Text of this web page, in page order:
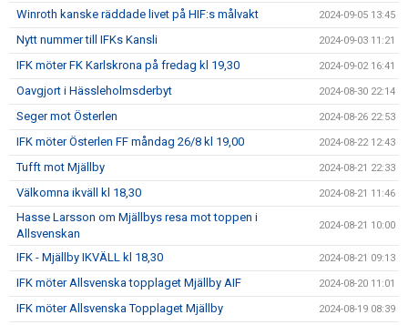
Winroth kanske räddade livet på HIF:s målvakt 2024-09-05 13:45
Nytt nummer till IFKs Kansli 2024-09-03 11:21
IFK möter FK Karlskrona på fredag kl 19,30 2024-09-02 16:41
Oavgjort i Hässleholmsderbyt 2024-08-30 22:14
Seger mot Österlen 2024-08-26 22:53
IFK möter Österlen FF måndag 26/8 kl 19,00 2024-08-22 12:43
Tufft mot Mjällby 2024-08-21 22:33
Välkomna ikväll kl 18,30 2024-08-21 11:46
Hasse Larsson om Mjällbys resa mot toppen i
Allsvenskan
2024-08-21 10:00
IFK - Mjällby IKVÄLL kl 18,30 2024-08-21 09:13
IFK möter Allsvenska topplaget Mjällby AIF 2024-08-20 11:01
IFK möter Allsvenska Topplaget Mjällby 2024-08-19 08:39